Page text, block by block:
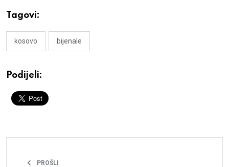
Tagovi:
kosovo bijenale
Podijeli:
PROŠLI